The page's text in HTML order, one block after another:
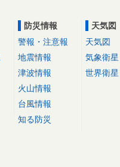
防災情報
警報・注意報
地震情報
津波情報
火山情報
台風情報
知る防災
天気図
天気図
気象衛星
世界衛星